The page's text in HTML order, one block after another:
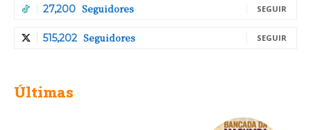
27,200 Seguidores SEGUIR
515,202 Seguidores SEGUIR
Últimas